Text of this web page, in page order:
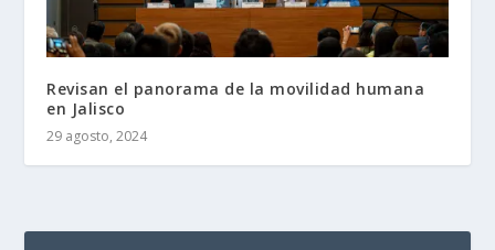
Revisan el panorama de la movilidad humana
en Jalisco
29 agosto, 2024